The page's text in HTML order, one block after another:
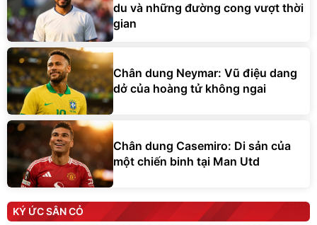
du và những đường cong vượt thời
gian
Chân dung Neymar: Vũ điệu dang
dở của hoàng tử không ngai
Chân dung Casemiro: Di sản của
một chiến binh tại Man Utd
KÝ ỨC SÂN CỎ